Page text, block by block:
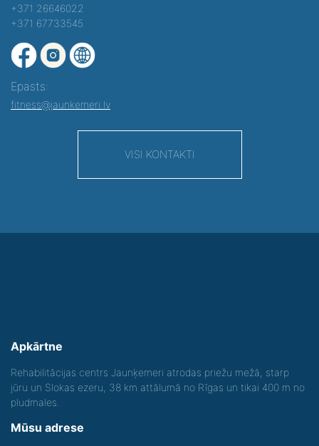
+371 26646022
+371 67733545
Epasts:
fitness@jaunkemeri.lv
VISI KONTAKTI
Apkārtne
Rehabilitācijas centrs Jaunķemeri atrodas priežu mežā, starp
jūru un Slokas ezeru, 38 km attālumā no Rīgas un tikai 400 m no
pludmales.
Mūsu adrese